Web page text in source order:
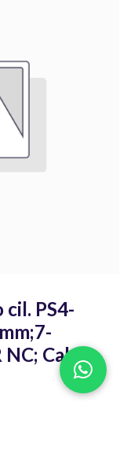
cil. PS4-
Cable